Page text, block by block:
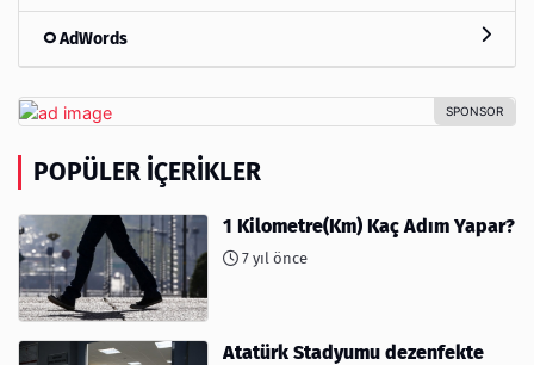
AdWords
POPÜLER İÇERIKLER
1 Kilometre(Km) Kaç Adım Yapar?
7 yıl önce
Atatürk Stadyumu dezenfekte